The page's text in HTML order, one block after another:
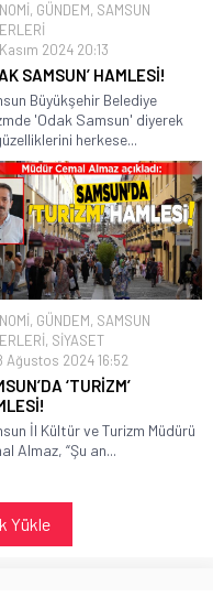
, GÜNDEM, SAMSUN
2024 20:13
SAMSUN’ HAMLESİ!
Büyükşehir Belediye
'Odak Samsun' diyerek
herkese...
, GÜNDEM, SAMSUN
, SİYASET
Ağustos 2024 16:52
‘TURİZM’
İl Kültür ve Turizm Müdürü
Almaz, “Şu an...
Yükle